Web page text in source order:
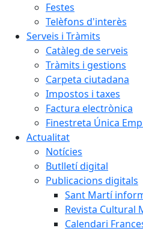
Festes
Telèfons d'interès
Serveis i Tràmits
Catàleg de serveis
Tràmits i gestions
Carpeta ciutadana
Impostos i taxes
Factura electrònica
Finestreta Única
Actualitat
Notícies
Butlletí digital
Publicacions digitals
Sant Martí
Revista Cultural
Calendari